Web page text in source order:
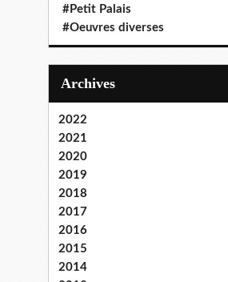
#Petit Palais
#Oeuvres diverses
Archives
2022
2021
2020
2019
2018
2017
2016
2015
2014